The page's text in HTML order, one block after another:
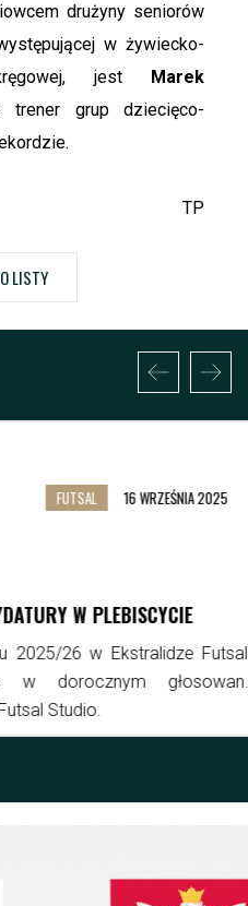
drużyny seniorów
w żywiecko-
jest Marek
trener grup dziecięco-
TP
LISTY
FUTSAL 16 WRZEŚNIA 2025
W PLEBISCYCIE
26 w Ekstralidze Futsalu
głosowaniu
Studio.